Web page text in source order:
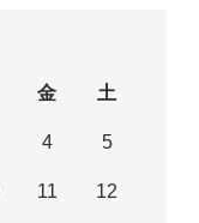
金 土
4 5
11 12